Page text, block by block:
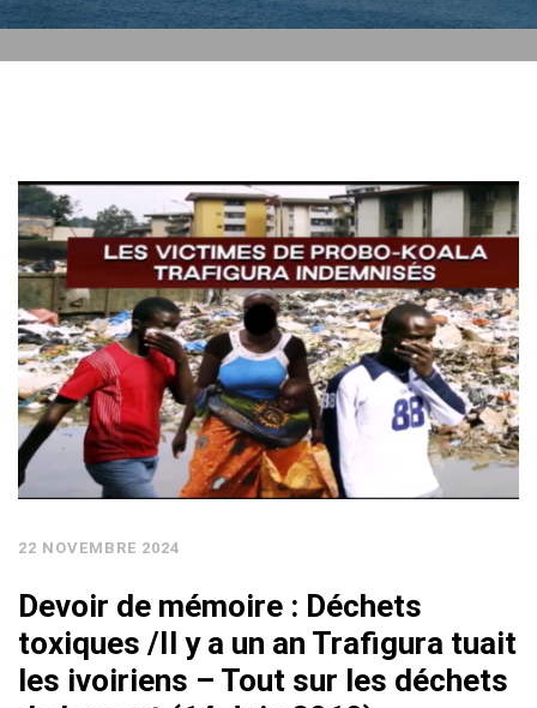
22 NOVEMBRE 2024
Devoir de mémoire : Déchets
toxiques /Il y a un an Trafigura tuait
les ivoiriens – Tout sur les déchets